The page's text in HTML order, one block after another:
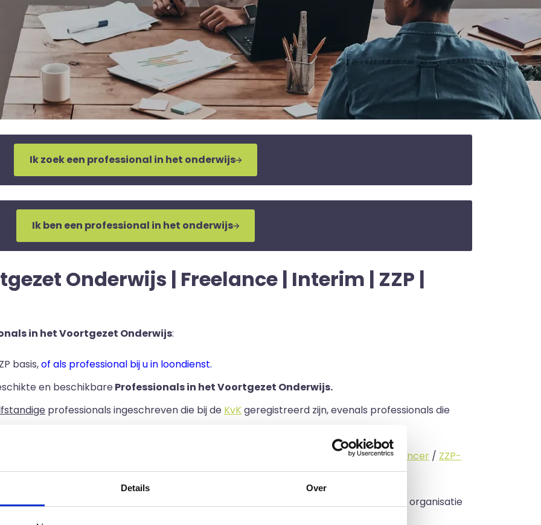
Details Over
Ik zoek een professional in het onderwijs
Ik ben een professional in het onderwijs
Onderwijs | Freelance | Interim | ZZP |
in het Voortgezet Onderwijs:
basis,of als professional bij u in loondienst.
en beschikbareProfessionals in het Voortgezet Onderwijs.
professionals ingeschreven die bij de KvKgeregistreerd zijn, evenals professionals die
bij uw organisatie.
interimmer/freelancer / ZZP-
dan het landelijke gemiddelde van ruim 20%
, zodat uw budget zo veel mogelijk in uw organisatie